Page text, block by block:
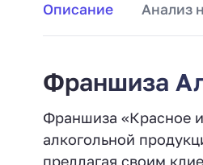
Описание Анализ
Франшиза
Франшиза «Красное
алкогольной
предлагая своим